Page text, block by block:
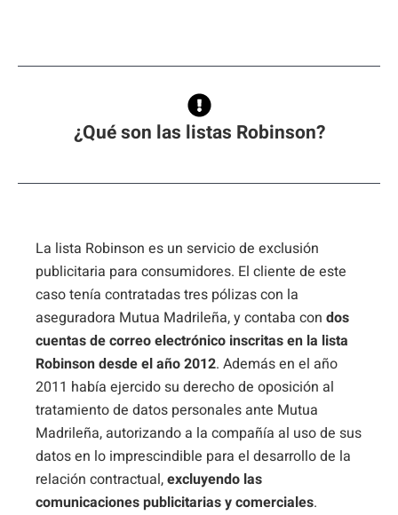
¿Qué son las listas Robinson?
La lista Robinson es un servicio de exclusión
publicitaria para consumidores. El cliente de este
caso tenía contratadas tres pólizas con la
aseguradora Mutua Madrileña, y contaba con dos
cuentas de correo electrónico inscritas en la lista
Robinson desde el año 2012. Además en el año
2011 había ejercido su derecho de oposición al
tratamiento de datos personales ante Mutua
Madrileña, autorizando a la compañía al uso de sus
datos en lo imprescindible para el desarrollo de la
relación contractual,excluyendo las
comunicaciones publicitarias y comerciales.